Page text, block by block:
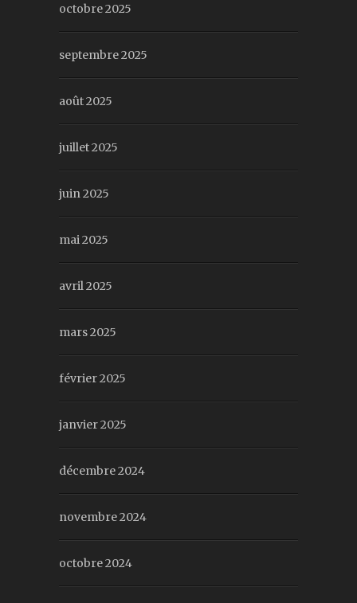
octobre 2025
septembre 2025
août 2025
juillet 2025
juin 2025
mai 2025
avril 2025
mars 2025
février 2025
janvier 2025
décembre 2024
novembre 2024
octobre 2024